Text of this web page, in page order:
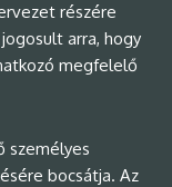
részére
arra, hogy
megfelelő
személyes
bocsátja. Az